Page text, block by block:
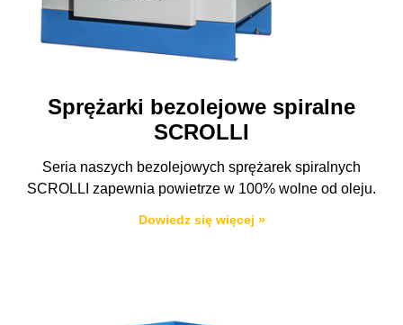
Sprężarki bezolejowe spiralne
SCROLLI
Seria naszych bezolejowych sprężarek spiralnych
SCROLLI zapewnia powietrze w 100% wolne od oleju.
Dowiedz się więcej »